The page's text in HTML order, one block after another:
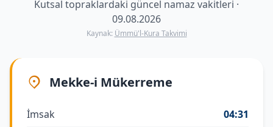
Kutsal topraklardaki güncel namaz vakitleri ·
09.08.2026
Kaynak: Ümmü'l-Kura Takvimi
Mekke-i Mükerreme
İmsak 04:31